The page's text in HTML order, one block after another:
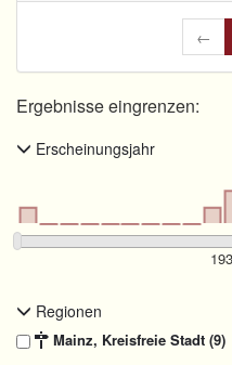
←
Ergebnisse eingrenzen:
Erscheinungsjahr
Regionen
Mainz, Kreisfreie Stadt (9)